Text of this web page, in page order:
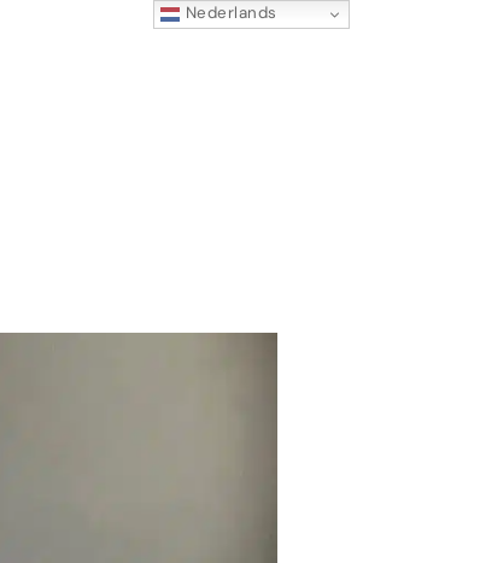
Nederlands